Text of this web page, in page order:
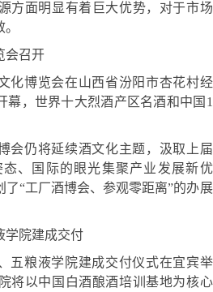
方面明显有着巨大优势，对于市场
会召开
化博览会在山西省汾阳市杏花村经
幕，世界十大烈酒产区名酒和中国1
会仍将延续酒文化主题，汲取上届
、国际的眼光集聚产业发展新优
“工厂酒博会、参观零距离”的办展
学院建成交付
五粮液学院建成交付仪式在宜宾举
将以中国白酒酿酒培训基地为核心